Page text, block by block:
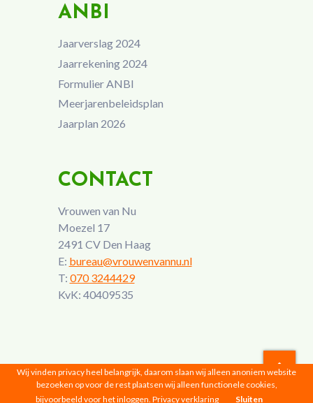
ANBI
Jaarverslag 2024
Jaarrekening 2024
Formulier ANBI
Meerjarenbeleidsplan
Jaarplan 2026
CONTACT
Vrouwen van Nu
Moezel 17
2491 CV Den Haag
E: bureau@vrouwenvannu.nl
T: 070 3244429
KvK: 40409535
Vrouwen van Nu © 2026 |Privacyverklaring
Wij vinden privacy heel belangrijk, daarom slaan wij alleen anoniem website
bezoeken op voor de rest plaatsen wij alleen functionele cookies,
bijvoorbeeld voor het inloggen. Privacy verklaring Sluiten